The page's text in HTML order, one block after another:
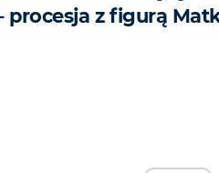
procesja z figurą